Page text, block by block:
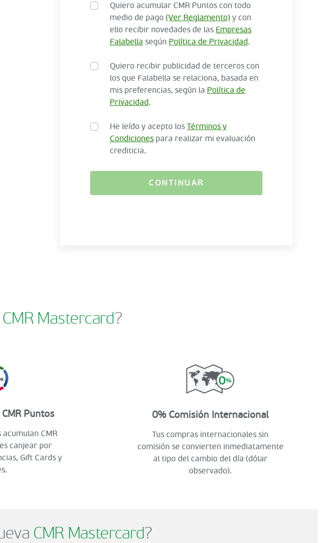
Quiero acumular CMR Puntos con todo
medio de pago (Ver Reglamento) y con
ello recibir novedades de las Empresas
Falabella según Política de Privacidad.
Quiero recibir publicidad de terceros con
los que Falabella se relaciona, basada en
mis preferencias, según la Política de
Privacidad.
He leído y acepto los Términos y
Condiciones para realizar mi evaluación
crediticia.
CONTINUAR
CMR Mastercard?
Puntos
CMR
canjear por
Gift Cards y
0% Comisión Internacional
Tus compras internacionales sin
comisión se convierten inmediatamente
al tipo del cambio del día (dólar
observado).
CMR Mastercard?